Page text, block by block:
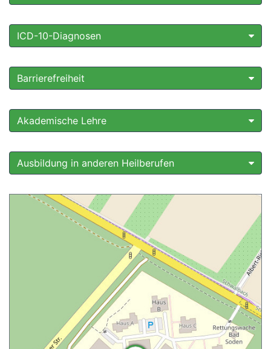
ICD-10-Diagnosen
Barrierefreiheit
Akademische Lehre
Ausbildung in anderen Heilberufen